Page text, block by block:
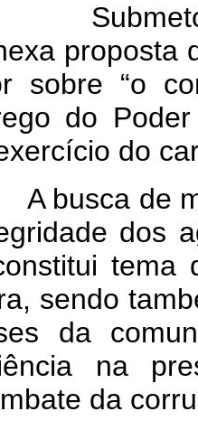
proposta
sobre “o
do
do
dos
tema
sendo
da
na
da